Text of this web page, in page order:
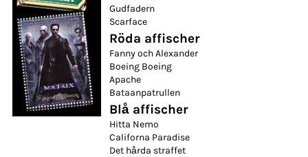
Gudfadern
Scarface
Röda affischer
Fanny och Alexander
Boeing Boeing
Apache
Bataanpatrullen
Blå affischer
Hitta Nemo
Californa Paradise
Det hårda straffet